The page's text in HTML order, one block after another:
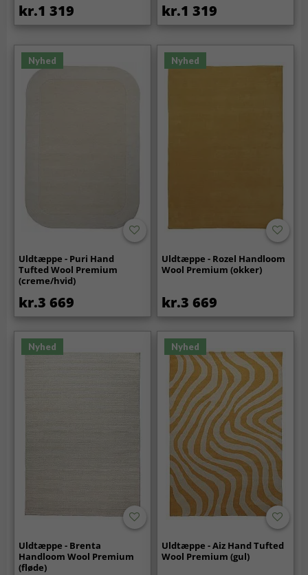
kr.1 319 kr.1 319
Nyhed
Uldtæppe - Puri Hand
Tufted Wool Premium
(creme/hvid)
kr.3 669
Nyhed
Uldtæppe - Rozel Handloom
Wool Premium (okker)
kr.3 669
Nyhed
Uldtæppe - Brenta
Handloom Wool Premium
(fløde)
Nyhed
Uldtæppe - Aiz Hand Tufted
Wool Premium (gul)